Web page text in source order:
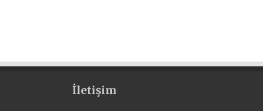
İletişim